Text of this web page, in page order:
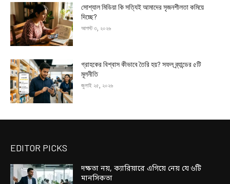
সোশ্যাল মিডিয়া কি সত্যিই আমাদের সৃজনশীলতা কমিয়ে
দিচ্ছে?
আগস্ট ৩, ২০২৬
গ্রাহকের বিশ্বাস কীভাবে তৈরি হয়? সফল ব্র্যান্ডের ৫টি
মূলনীতি
জুলাই ২৫, ২০২৬
EDITOR PICKS
দক্ষতা নয়, ক্যারিয়ারে এগিয়ে নেয় যে ৬টি
মানসিকতা